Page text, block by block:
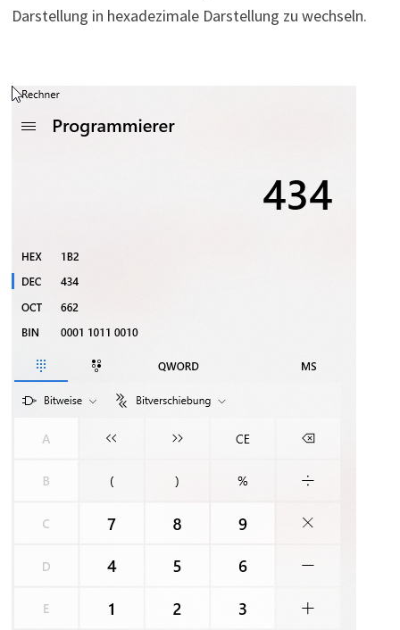
Darstellung in hexadezimale Darstellung zu wechseln.